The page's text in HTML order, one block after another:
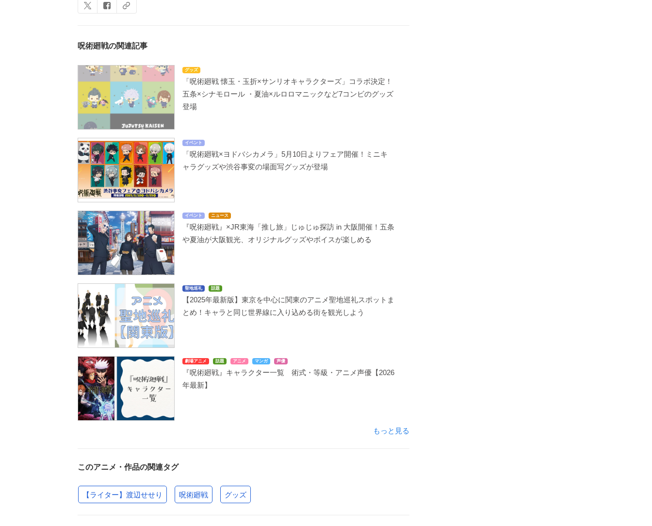
呪術廻戦の関連記事
グッズ
「呪術廻戦 懐玉・玉折×サンリオキャラクターズ」コラボ決定！
五条×シナモロール ・夏油×ルロロマニックなど7コンビのグッズ
登場
イベント
「呪術廻戦×ヨドバシカメラ」5月10日よりフェア開催！ミニキ
ャラグッズや渋谷事変の場面写グッズが登場
イベント ニュース
『呪術廻戦』×JR東海「推し旅」じゅじゅ探訪 in 大阪開催！五条
や夏油が大阪観光、オリジナルグッズやボイスが楽しめる
聖地巡礼 話題
【2025年最新版】東京を中心に関東のアニメ聖地巡礼スポットま
とめ！キャラと同じ世界線に入り込める街を観光しよう
劇場アニメ 話題 アニメ マンガ 声優
『呪術廻戦』キャラクター一覧 術式・等級・アニメ声優【2026
年最新】
もっと見る
このアニメ・作品の関連タグ
【ライター】渡辺せせり 呪術廻戦 グッズ